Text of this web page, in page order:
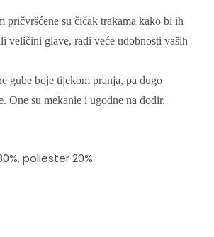
pričvršćene su čičak trakama kako bi ih
veličini glave, radi veće udobnosti vaših
gube boje tijekom pranja, pa dugo
One su mekanie i ugodne na dodir.
poliester 20%.